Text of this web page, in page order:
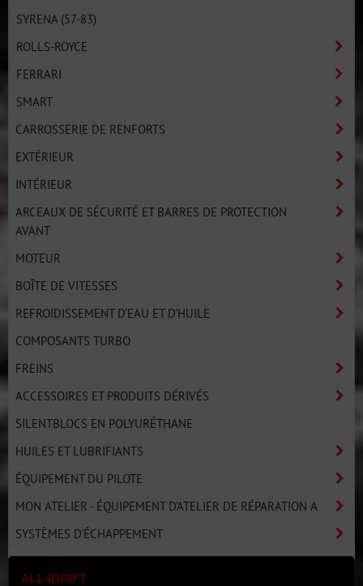
SYRENA (57-83)
ROLLS-ROYCE
FERRARI
SMART
CARROSSERIE DE RENFORTS
EXTÉRIEUR
INTÉRIEUR
ARCEAUX DE SÉCURITÉ ET BARRES DE PROTECTION
AVANT
MOTEUR
BOÎTE DE VITESSES
REFROIDISSEMENT D'EAU ET D'HUILE
COMPOSANTS TURBO
FREINS
ACCESSOIRES ET PRODUITS DÉRIVÉS
SILENTBLOCS EN POLYURÉTHANE
HUILES ET LUBRIFIANTS
ÉQUIPEMENT DU PILOTE
MON ATELIER - ÉQUIPEMENT D'ATELIER DE RÉPARATION A
SYSTÈMES D'ÉCHAPPEMENT
ALL4DRIFT